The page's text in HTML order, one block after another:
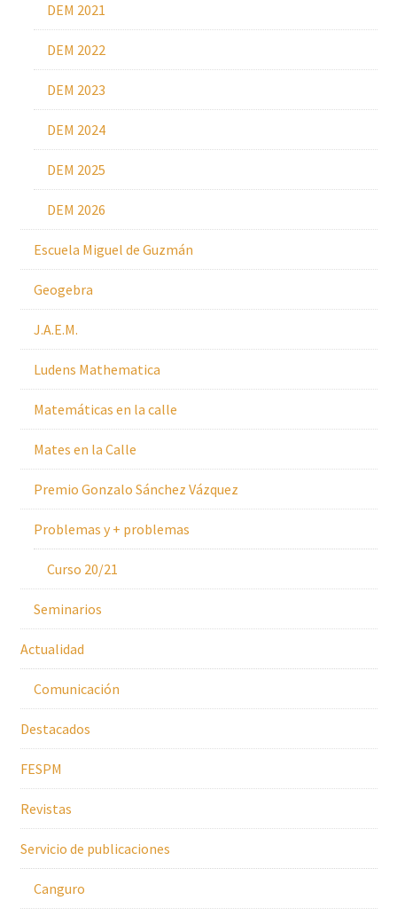
DEM 2021
DEM 2022
DEM 2023
DEM 2024
DEM 2025
DEM 2026
Escuela Miguel de Guzmán
Geogebra
J.A.E.M.
Ludens Mathematica
Matemáticas en la calle
Mates en la Calle
Premio Gonzalo Sánchez Vázquez
Problemas y + problemas
Curso 20/21
Seminarios
Actualidad
Comunicación
Destacados
FESPM
Revistas
Servicio de publicaciones
Canguro